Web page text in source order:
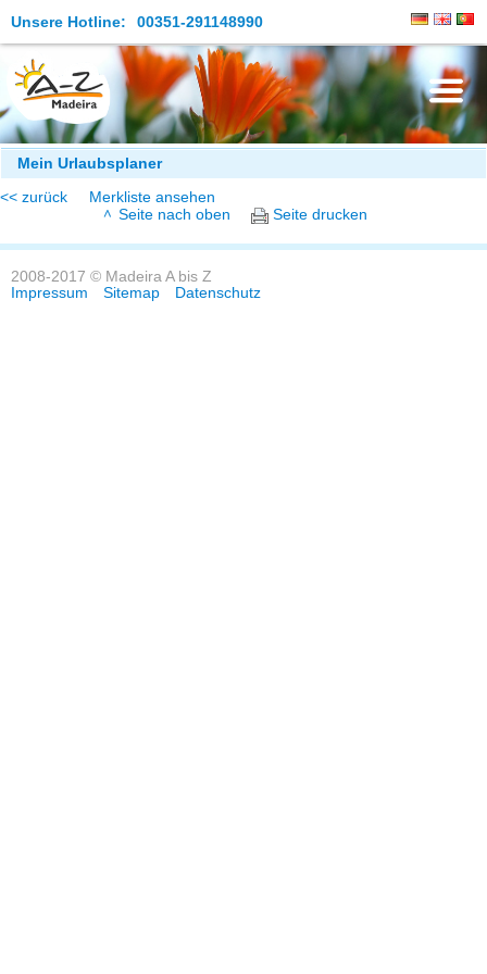
Unsere Hotline: 00351-291148990
Die Insel
Madeira Erleben
Aktuelles
Reiseangebote
Mein Urlaubsplaner
<< zurück
Merkliste ansehen
Seite nach oben
Seite drucken
2008-2017 © Madeira A bis Z
Impressum
Sitemap Datenschutz